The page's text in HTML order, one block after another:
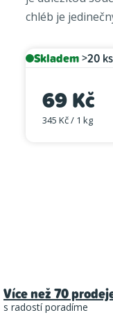
z
hvězdiček.
chléb je
Skladem>20 ks
69 Kč
Měrná cena:
345 Kč / 1 kg
Více než 70
s radostí poradíme